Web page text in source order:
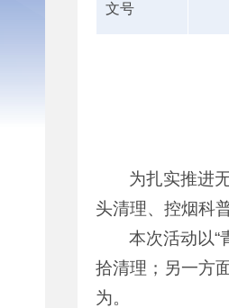
文号
为扎实推进
头清理、控烟科
本次活动以“
拾清理；另一方
为。